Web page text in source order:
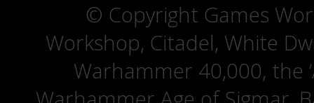
© Copyright Games
Workshop, Citadel, White
Warhammer 40,000, the